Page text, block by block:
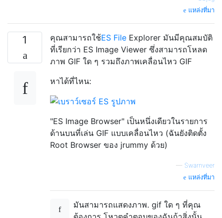
แหล่งที่มา
1 คุณสามารถใช้ES File Explorer มันมีคุณสมบัติ
ที่เรียกว่า ES Image Viewer ซึ่งสามารถโหลด
ภาพ GIF ใด ๆ รวมถึงภาพเคลื่อนไหว GIF
หาได้ที่ไหน:
"ES Image Browser" เป็นหนึ่งเดียวในรายการ
ด้านบนที่เล่น GIF แบบเคลื่อนไหว (ฉันยังติดตั้ง
Root Browser ของ jrummy ด้วย)
— Swarnveer
แหล่งที่มา
มันสามารถแสดงภาพ. gif ใด ๆ ที่คุณ